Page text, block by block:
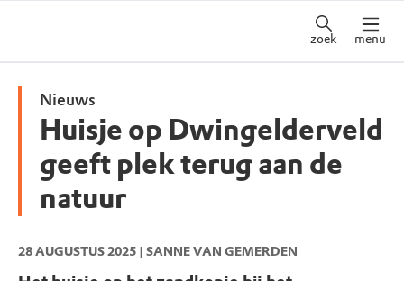
zoek menu
Nieuws
Huisje op Dwingelderveld
geeft plek terug aan de
natuur
28 AUGUSTUS 2025 | SANNE VAN GEMERDEN